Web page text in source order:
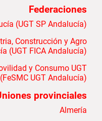
Federaciones
(UGT SP Andalucía)
Construcción y Agro
(UGT FICA Andalucía)
y Consumo UGT
UGT Andalucía)
provinciales
Almería